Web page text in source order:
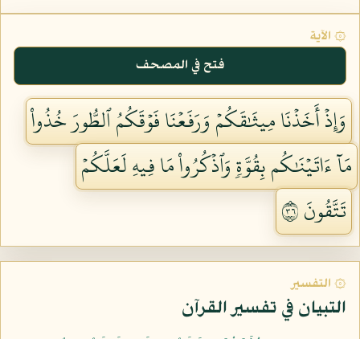
۞ الآية
فتح في المصحف
وَإِذۡ أَخَذۡنَا مِيثَٰقَكُمۡ وَرَفَعۡنَا فَوۡقَكُمُ ٱلطُّورَ خُذُواْ
مَآ ءَاتَيۡنَٰكُم بِقُوَّةٖ وَٱذۡكُرُواْ مَا فِيهِ لَعَلَّكُمۡ
تَتَّقُونَ ٦٣
۞ التفسير
التبيان في تفسير القرآن